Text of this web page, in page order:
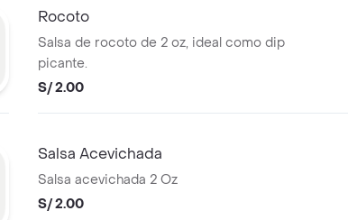
Rocoto
Salsa de rocoto de 2 oz, ideal como dip
picante.
S/ 2.00
Salsa Acevichada
Salsa acevichada 2 Oz
S/ 2.00